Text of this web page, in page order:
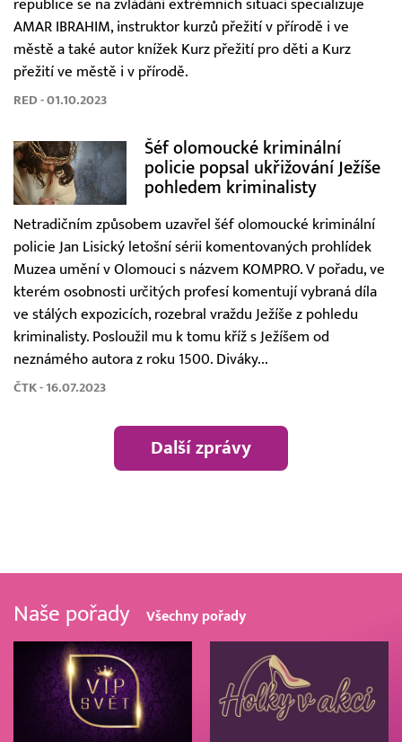
republice se na zvládání extrémních situací specializuje
AMAR IBRAHIM, instruktor kurzů přežití v přírodě i ve
městě a také autor knížek Kurz přežití pro děti a Kurz
přežití ve městě i v přírodě.
RED - 01.10.2023
Šéf olomoucké kriminální
policie popsal ukřižování Ježíše
pohledem kriminalisty
Netradičním způsobem uzavřel šéf olomoucké kriminální
policie Jan Lisický letošní sérii komentovaných prohlídek
Muzea umění v Olomouci s názvem KOMPRO. V pořadu, ve
kterém osobnosti určitých profesí komentují vybraná díla
ve stálých expozicích, rozebral vraždu Ježíše z pohledu
kriminalisty. Posloužil mu k tomu kříž s Ježíšem od
neznámého autora z roku 1500. Diváky...
ČTK - 16.07.2023
Další zprávy
Naše pořady Všechny pořady